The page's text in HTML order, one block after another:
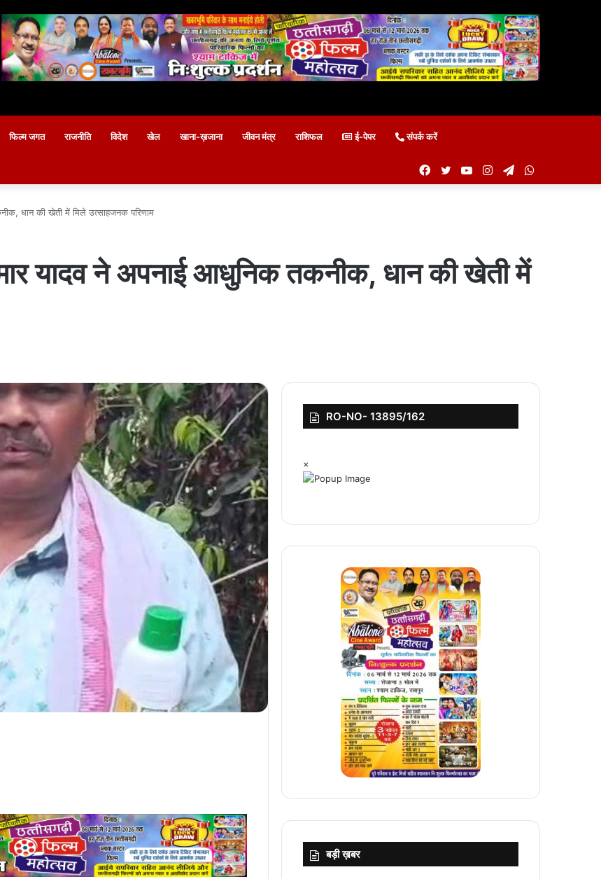
फिल्म जगत राजनीति विदेश खेल खाना-ख़जाना जीवन मंत्र राशिफल ई-पेपर संपर्क करें
Telegram
Instagram
YouTube
Twitter
Facebook
धान की खेती में मिले उत्साहजनक परिणाम
यादव ने अपनाई आधुनिक तकनीक, धान की खेती में
RO-NO- 13895/162
×
बड़ी ख़बर